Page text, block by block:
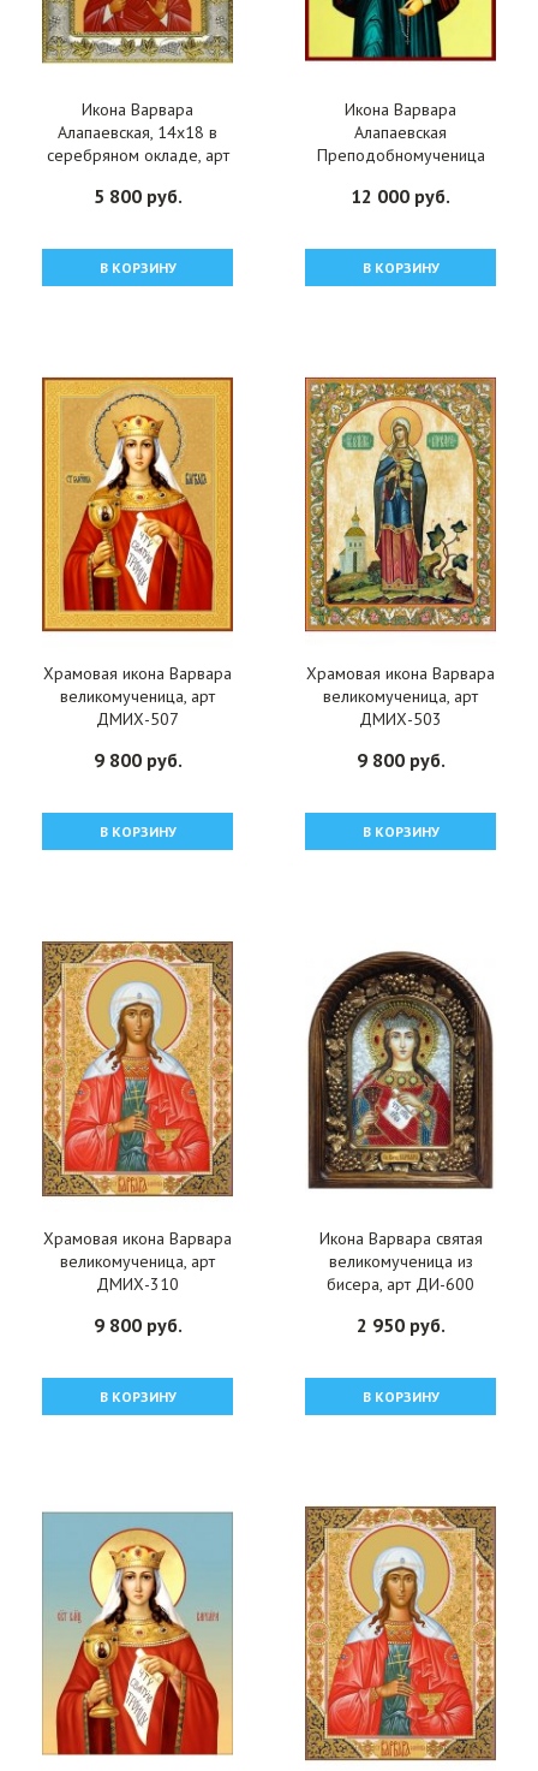
Икона Варвара
Алапаевская, 14x18 в
серебряном окладе, арт
5 800 руб.
В КОРЗИНУ
Икона Варвара
Алапаевская
Преподобномученица
12 000 руб.
В КОРЗИНУ
Храмовая икона Варвара
великомученица, арт
ДМИХ-507
9 800 руб.
В КОРЗИНУ
Храмовая икона Варвара
великомученица, арт
ДМИХ-503
9 800 руб.
В КОРЗИНУ
Храмовая икона Варвара
великомученица, арт
ДМИХ-310
9 800 руб.
В КОРЗИНУ
Икона Варвара святая
великомученица из
бисера, арт ДИ-600
2 950 руб.
В КОРЗИНУ